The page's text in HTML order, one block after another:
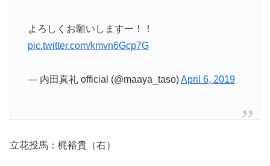
よろしくお願いしますー！！
pic.twitter.com/kmvn6Gcp7G
— 内田真礼 official (@maaya_taso)April 6, 2019
立花投馬：梶裕貴（右）